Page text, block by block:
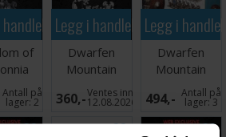
of
Knight
Antall på
lager:2
Legg i handlekurven
Dwarfen
Mountain
Holds Slayer
Command
360,-Ventes inn
12.08.2026
Legg i
Dwarfen
Mountain
Holds
Warriors
494,- Antall på
lager:3